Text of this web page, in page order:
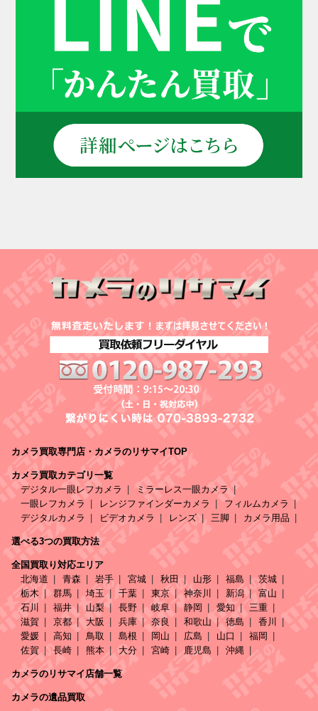
カメラ買取専門店・カメラのリサマイTOP
カメラ買取カテゴリ一覧
デジタル一眼レフカメラ
ミラーレス一眼カメラ
一眼レフカメラ
レンジファインダーカメラ
フィルムカメラ
デジタルカメラ
ビデオカメラ レンズ 三脚 カメラ用品
選べる3つの買取方法
全国買取り対応エリア
北海道
青森 岩手 宮城 秋田 山形 福島
茨城
栃木
群馬 埼玉 千葉 東京 神奈川 新潟
富山
石川
福井 山梨 長野 岐阜 静岡 愛知
三重
滋賀
京都 大阪 兵庫 奈良 和歌山 徳島
香川
愛媛
高知 鳥取 島根 岡山 広島 山口
福岡
佐賀
長崎 熊本 大分 宮崎 鹿児島 沖縄
カメラのリサマイ店舗一覧
カメラの遺品買取